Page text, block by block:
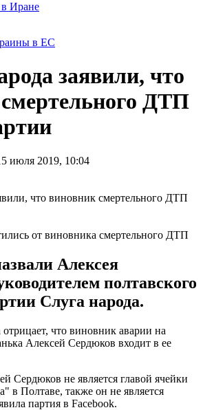
Иране
в ЕС
заявили, что
ДТП
июля 2019, 10:04
от виновника смертельного ДТП
Алексея
полтавского
Слуга народа.
что виновник аварии на
Алексей Сердюков входит в ее
Сердюков не является главой ячейки
в Полтаве, также он не является
партия в Facebook.